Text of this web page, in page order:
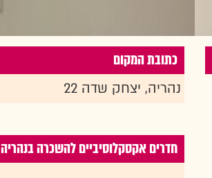
כתובת המקום
נהריה, יצחק שדה 22
חדרים אקסקלוסיביים להשכרה בנהריה